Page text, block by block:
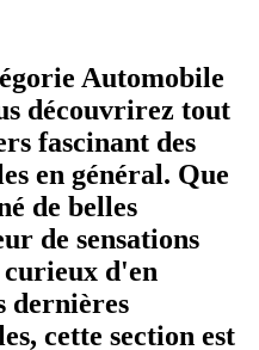
Automobile
découvrirez tout
fascinant des
en général. Que
de belles
de sensations
d'en
dernières
cette section est